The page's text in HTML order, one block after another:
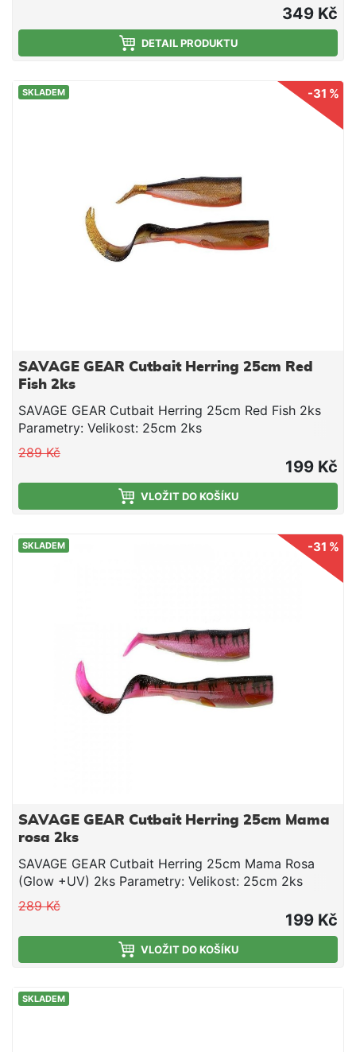
hlavička dává nástraze perfektní kolébavou akci.
Tělo je možné k hlavičce připevnit pomocí
speciálního kolíčku, který vytváří jednoduché a
pevné spojení. Měkké PVC tělo je osazeno
skleněným chrastítkem, které vydává provokativní
zvuk. • Super realistické detaily • Živá kopavá akce
jak při stahování, tak při propadu • Kvalitní jigová
Včetně náhradního ocasu
349 Kč
DETAIL PRODUKTU
-31 %
SKLADEM
SAVAGE GEAR Cutbait Herring 25cm Red
Fish 2ks
SAVAGE GEAR Cutbait Herring 25cm Red Fish 2ks
Parametry: Velikost: 25cm 2ks
289 Kč
199 Kč
VLOŽIT DO KOŠÍKU
-31 %
SKLADEM
SAVAGE GEAR Cutbait Herring 25cm Mama
rosa 2ks
SAVAGE GEAR Cutbait Herring 25cm Mama Rosa
(Glow +UV) 2ks Parametry: Velikost: 25cm 2ks
289 Kč
199 Kč
VLOŽIT DO KOŠÍKU
SKLADEM